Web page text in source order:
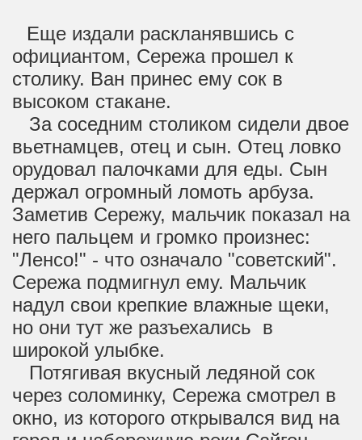
Еще издали раскланявшись с
официантом, Сережа прошел к
столику. Ван принес ему сок в
высоком стакане.
За соседним столиком сидели двое
вьетнамцев, отец и сын. Отец ловко
орудовал палочками для еды. Сын
держал огромный ломоть арбуза.
Заметив Сережу, мальчик показал на
него пальцем и громко произнес:
"Ленсо!" - что означало "советский".
Сережа подмигнул ему. Мальчик
надул свои крепкие влажные щеки,
но они тут же разъехались в
широкой улыбке.
Потягивая вкусный ледяной сок
через соломинку, Сережа смотрел в
окно, из которого открывался вид на